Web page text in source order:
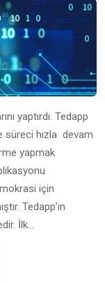
yaptırdı. Tedapp
süreci hızla devam
yapmak
için
Tedapp’ın
İlk…